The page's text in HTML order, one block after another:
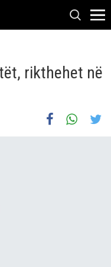
rikthehet në